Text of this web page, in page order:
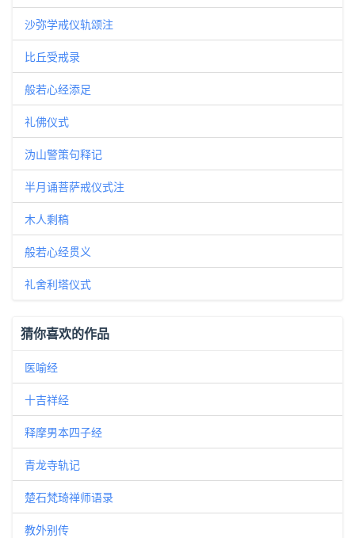
沙弥学戒仪轨颂注
比丘受戒录
般若心经添足
礼佛仪式
沩山警策句释记
半月诵菩萨戒仪式注
木人剩稿
般若心经贯义
礼舍利塔仪式
猜你喜欢的作品
医喻经
十吉祥经
释摩男本四子经
青龙寺轨记
楚石梵琦禅师语录
教外别传